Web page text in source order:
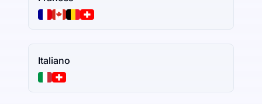
Italiano